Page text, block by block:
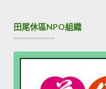
田尾休區NPO組織